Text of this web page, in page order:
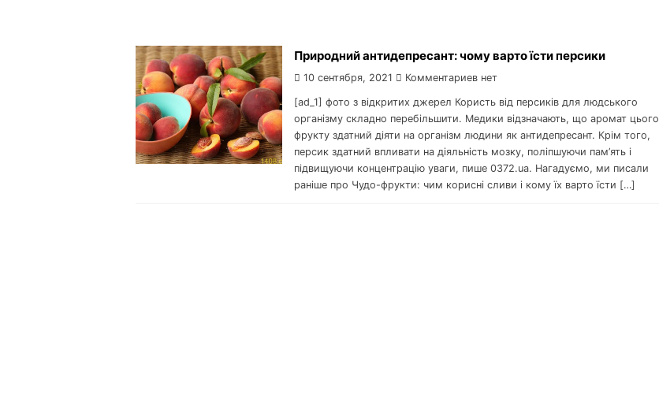
Природний антидепресант: чому варто їсти персики
10 сентября, 2021 Комментариев нет
[ad_1] фото з відкритих джерел Користь від персиків для людського
організму складно перебільшити. Медики відзначають, що аромат цього
фрукту здатний діяти на організм людини як антидепресант. Крім того,
персик здатний впливати на діяльність мозку, поліпшуючи пам’ять і
підвищуючи концентрацію уваги, пише 0372.ua. Нагадуємо, ми писали
раніше про Чудо-фрукти: чим корисні сливи і кому їх варто їсти […]